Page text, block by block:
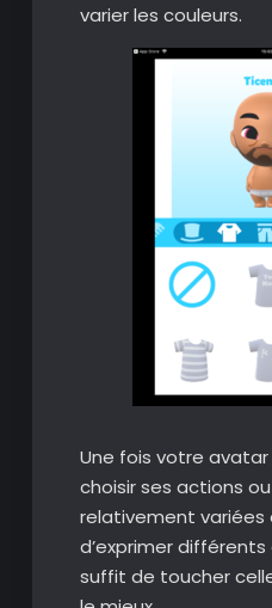
varier les couleurs.
Une fois votre
choisir ses actions
relativement
d’exprimer différents
suffit de toucher